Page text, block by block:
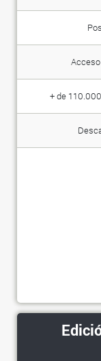
+ de